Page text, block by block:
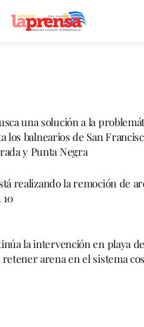
una solución a la
los balnearios de San
y Punta Negra
realizando la remoción de
10
la intervención en playa
retener arena en el sistema